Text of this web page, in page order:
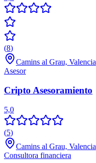
(8)
Camins al Grau, Valencia
Asesor
Cripto Asesoramiento
5,0
(5)
Camins al Grau, Valencia
Consultora financiera